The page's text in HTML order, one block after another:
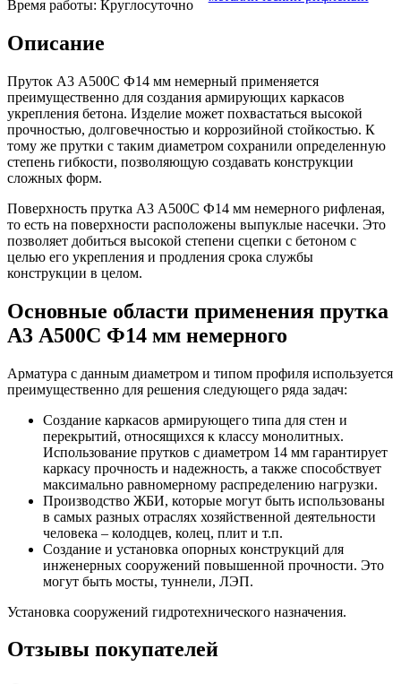
(пруток)
Лента
медная
Лист
медный
Труба
медная
бронзовый
(пруток)
Олово,
cвинец,
цинк,
Фитинги
резьбовые
чугунные
Хомуты
стальные
БУ металл
БУ трубы
Хомуты
стальные
Время работы: Круглосуточно
Описание
Пруток А3 А500С Ф14 мм немерный применяется
преимущественно для создания армирующих каркасов
укрепления бетона. Изделие может похвастаться высокой
прочностью, долговечностью и коррозийной стойкостью. К
тому же прутки с таким диаметром сохранили определенную
степень гибкости, позволяющую создавать конструкции
сложных форм.
Поверхность прутка А3 А500С Ф14 мм немерного рифленая,
то есть на поверхности расположены выпуклые насечки. Это
позволяет добиться высокой степени сцепки с бетоном с
целью его укрепления и продления срока службы
конструкции в целом.
Основные области применения прутка
А3 А500С Ф14 мм немерного
Арматура с данным диаметром и типом профиля используется
преимущественно для решения следующего ряда задач:
Создание каркасов армирующего типа для стен и
перекрытий, относящихся к классу монолитных.
Использование прутков с диаметром 14 мм гарантирует
каркасу прочность и надежность, а также способствует
максимально равномерному распределению нагрузки.
Производство ЖБИ, которые могут быть использованы
в самых разных отраслях хозяйственной деятельности
человека – колодцев, колец, плит и т.п.
Создание и установка опорных конструкций для
инженерных сооружений повышенной прочности. Это
могут быть мосты, туннели, ЛЭП.
Установка сооружений гидротехнического назначения.
Отзывы покупателей